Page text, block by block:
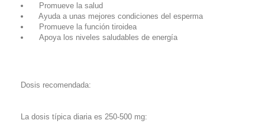
Promueve la salud
Ayuda a unas mejores condiciones del esperma
Promueve la función tiroidea
Apoya los niveles saludables de energía
Dosis recomendada:
La dosis típica diaria es 250-500 mg: